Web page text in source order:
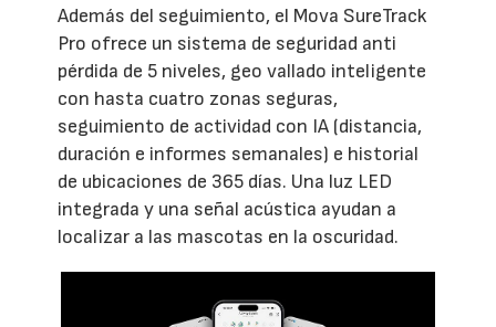
Además del seguimiento, el Mova SureTrack
Pro ofrece un sistema de seguridad anti
pérdida de 5 niveles, geo vallado inteligente
con hasta cuatro zonas seguras,
seguimiento de actividad con IA (distancia,
duración e informes semanales) e historial
de ubicaciones de 365 días. Una luz LED
integrada y una señal acústica ayudan a
localizar a las mascotas en la oscuridad.